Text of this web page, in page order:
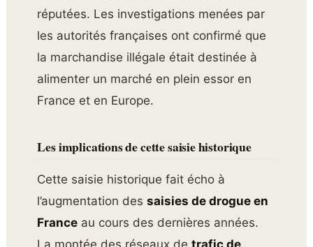
réputées. Les investigations menées par
les autorités françaises ont confirmé que
la marchandise illégale était destinée à
alimenter un marché en plein essor en
France et en Europe.
Les implications de cette saisie historique
Cette saisie historique fait écho à
l’augmentation dessaisies de drogue en
France au cours des dernières années.
La montée des réseaux detrafic de